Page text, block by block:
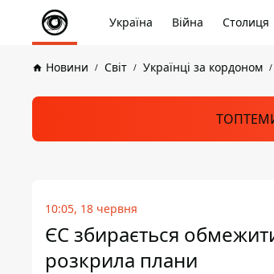
Україна Війна Столиця
Новини Світ Українці за кордоном
10:05, 18 червня
ЄС збирається
розкрила плани